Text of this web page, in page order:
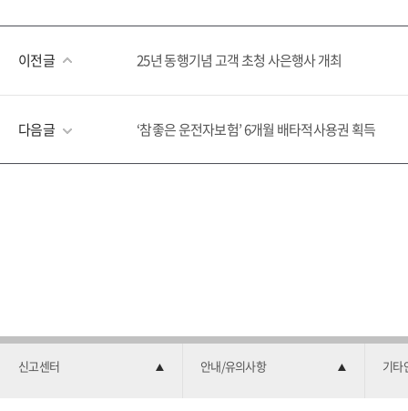
이전글 25년 동행기념 고객 초청 사은행사 개최
다음글 ‘참좋은 운전자보험’ 6개월 배타적사용권 획득
신고센터 안내/유의사항 기타